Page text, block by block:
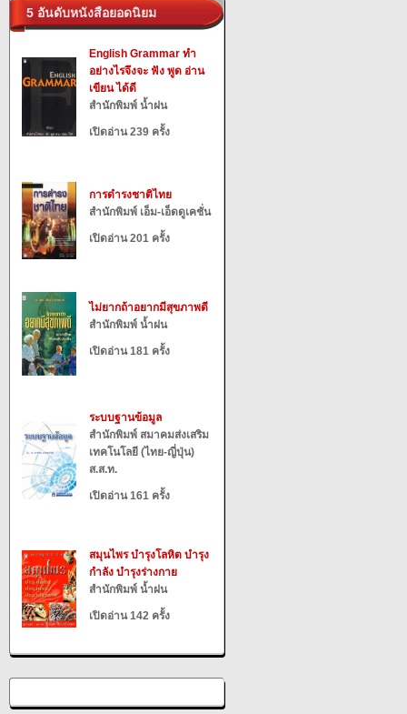
5 อันดับหนังสือยอดนิยม
English Grammar ทำ
อย่างไรจึงจะ ฟัง พูด อ่าน
เขียน ได้ดี
สำนักพิมพ์ น้ำฝน
เปิดอ่าน 239 ครั้ง
การดำรงชาติไทย
สำนักพิมพ์ เอ็ม-เอ็ดดูเคชั่น
เปิดอ่าน 201 ครั้ง
ไม่ยากถ้าอยากมีสุขภาพดี
สำนักพิมพ์ น้ำฝน
เปิดอ่าน 181 ครั้ง
ระบบฐานข้อมูล
สำนักพิมพ์ สมาคมส่งเสริม
เทคโนโลยี (ไทย-ญี่ปุ่น)
ส.ส.ท.
เปิดอ่าน 161 ครั้ง
สมุนไพร บำรุงโลหิต บำรุง
กำลัง บำรุงร่างกาย
สำนักพิมพ์ น้ำฝน
เปิดอ่าน 142 ครั้ง